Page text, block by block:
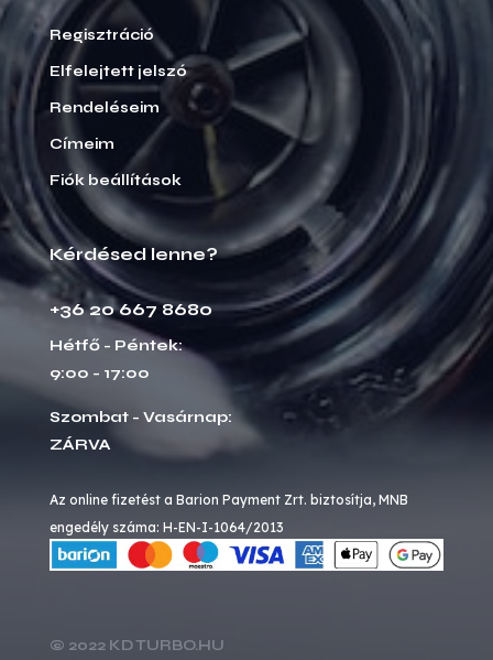
Regisztráció
Elfelejtett jelszó
Rendeléseim
Címeim
Fiók beállítások
Kérdésed lenne?
+36 20 667 8680
Hétfő - Péntek:
9:00 - 17:00
Szombat - Vasárnap:
ZÁRVA
Az online fizetést a Barion Payment Zrt. biztosítja, MNB
engedély száma: H-EN-I-1064/2013
© 2022 KD TURBO.HU